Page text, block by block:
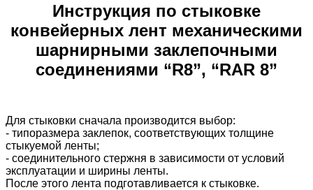
Инструкция по стыковке
конвейерных лент механическими
шарнирными заклепочными
соединениями “R8”, “RAR 8”
Для стыковки сначала производится выбор:
- типоразмера заклепок, соответствующих толщине
стыкуемой ленты;
- соединительного стержня в зависимости от условий
эксплуатации и ширины ленты.
После этого лента подготавливается к стыковке.